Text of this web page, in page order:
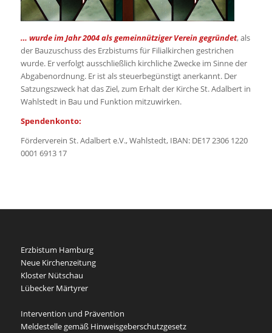
… wurde im Jahr 2004 als gemeinnütziger Verein gegründet, als
der Bauzuschuss des Erzbistums für Filialkirchen gestrichen
wurde. Er verfolgt ausschließlich kirchliche Zwecke im Sinne der
Abgabenordnung. Er ist als steuerbegünstigt anerkannt. Der
Satzungszweck hat das Ziel, zum Erhalt der Kirche St. Adalbert in
Wahlstedt in Bau und Funktion mitzuwirken.
Spendenkonto:
Förderverein St. Adalbert e.V., Wahlstedt, IBAN: DE17 2306 1220
0001 6913 17
Erzbistum Hamburg
Neue Kirchenzeitung
Kloster Nütschau
Lübecker Märtyrer
Intervention und Prävention
Meldestelle gemäß Hinweisgeberschutzgesetz